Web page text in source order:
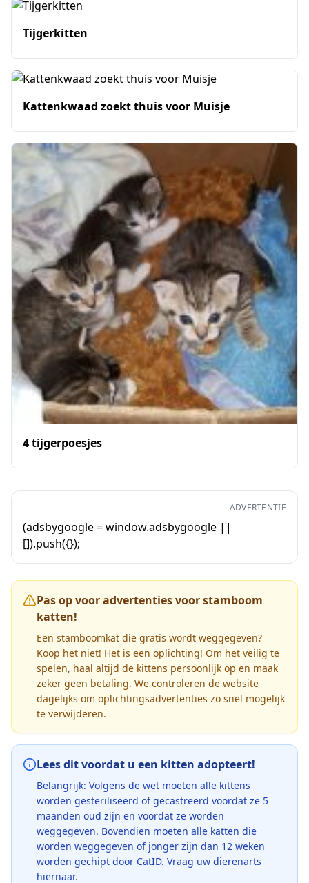
Tijgerkitten
Kattenkwaad zoekt thuis voor Muisje
4 tijgerpoesjes
ADVERTENTIE
(adsbygoogle = window.adsbygoogle ||
[]).push({});
Pas op voor advertenties voor stamboom
katten!
Een stamboomkat die gratis wordt weggegeven?
Koop het niet! Het is een oplichting! Om het veilig te
spelen, haal altijd de kittens persoonlijk op en maak
zeker geen betaling. We controleren de website
dagelijks om oplichtingsadvertenties zo snel mogelijk
te verwijderen.
Lees dit voordat u een kitten adopteert!
Belangrijk: Volgens de wet moeten alle kittens
worden gesteriliseerd of gecastreerd voordat ze 5
maanden oud zijn en voordat ze worden
weggegeven. Bovendien moeten alle katten die
worden weggegeven of jonger zijn dan 12 weken
worden gechipt door CatID. Vraag uw dierenarts
hiernaar.